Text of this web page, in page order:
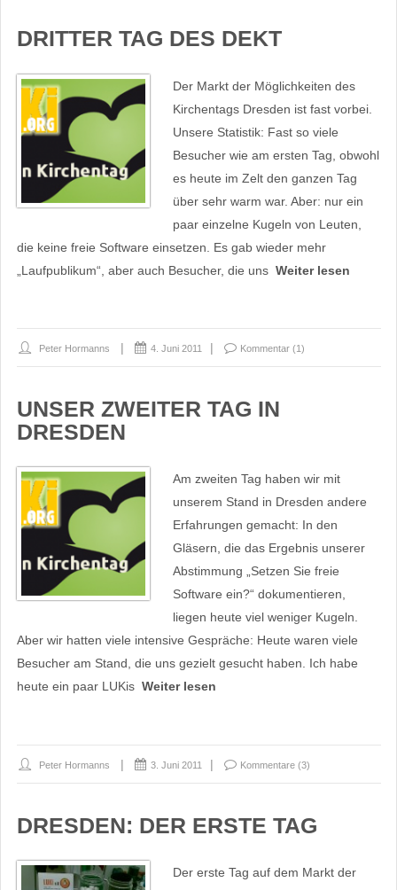
DRITTER TAG DES DEKT
Der Markt der Möglichkeiten des
Kirchentags Dresden ist fast vorbei.
Unsere Statistik: Fast so viele
Besucher wie am ersten Tag, obwohl
es heute im Zelt den ganzen Tag
über sehr warm war. Aber: nur ein
paar einzelne Kugeln von Leuten,
die keine freie Software einsetzen. Es gab wieder mehr
„Laufpublikum“, aber auch Besucher, die uns Weiter lesen
Peter Hormanns 4. Juni 2011 Kommentar (1)
UNSER ZWEITER TAG IN
DRESDEN
Am zweiten Tag haben wir mit
unserem Stand in Dresden andere
Erfahrungen gemacht: In den
Gläsern, die das Ergebnis unserer
Abstimmung „Setzen Sie freie
Software ein?“ dokumentieren,
liegen heute viel weniger Kugeln.
Aber wir hatten viele intensive Gespräche: Heute waren viele
Besucher am Stand, die uns gezielt gesucht haben. Ich habe
heute ein paar LUKis Weiter lesen
Peter Hormanns 3. Juni 2011 Kommentare (3)
DRESDEN: DER ERSTE TAG
Der erste Tag auf dem Markt der